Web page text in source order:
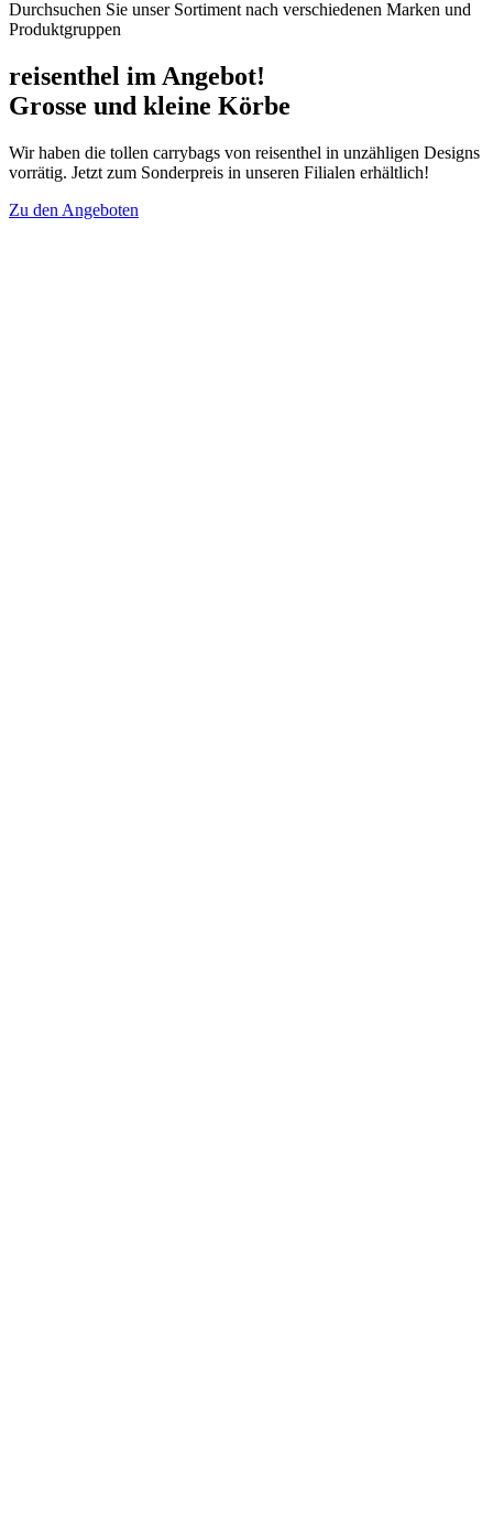
Durchsuchen Sie unser Sortiment nach verschiedenen Marken und
Produktgruppen
reisenthel im Angebot!
Grosse und kleine Körbe
Wir haben die tollen carrybags von reisenthel in unzähligen Designs
vorrätig. Jetzt zum Sonderpreis in unseren Filialen erhältlich!
Zu den Angeboten